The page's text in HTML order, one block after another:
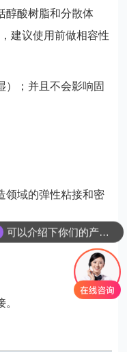
醇酸树脂和分散体
建议使用前做相容性
）；并且不会影响固
领域的弹性粘接和密
可以介绍下你们的产品么？